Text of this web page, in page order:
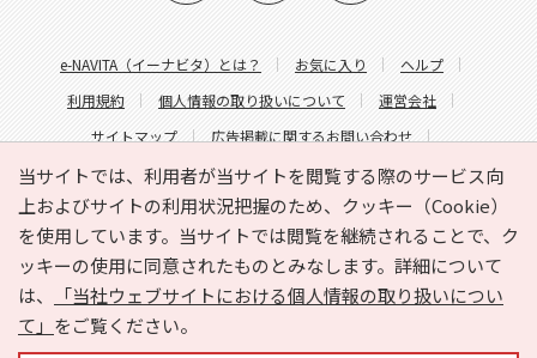
当サイトでは、利用者が当サイトを閲覧する際のサービス向
上およびサイトの利用状況把握のため、クッキー（Cookie）
を使用しています。当サイトでは閲覧を継続されることで、ク
ッキーの使用に同意されたものとみなします。詳細について
は、
「当社ウェブサイトにおける個人情報の取り扱いについ
て」 をご覧ください。
e-NAVITA（イーナビタ）とは？ お気に入り
ヘルプ
利用規約
個人情報の取り扱いについて
運営会社
サイトマップ
広告掲載に関するお問い合わせ
サイトの内容に関するお問い合わせ
Copyright © HYOJITO.Co.,Ltd. All Rights Reserved.